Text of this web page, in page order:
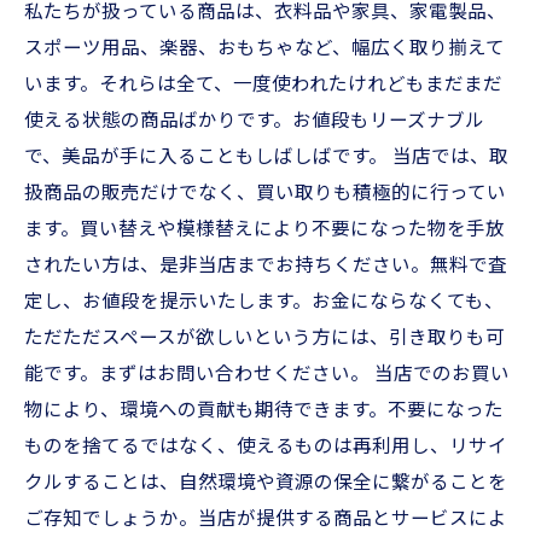
私たちが扱っている商品は、衣料品や家具、家電製品、
スポーツ用品、楽器、おもちゃなど、幅広く取り揃えて
います。それらは全て、一度使われたけれどもまだまだ
使える状態の商品ばかりです。お値段もリーズナブル
で、美品が手に入ることもしばしばです。 当店では、取
扱商品の販売だけでなく、買い取りも積極的に行ってい
ます。買い替えや模様替えにより不要になった物を手放
されたい方は、是非当店までお持ちください。無料で査
定し、お値段を提示いたします。お金にならなくても、
ただただスペースが欲しいという方には、引き取りも可
能です。まずはお問い合わせください。 当店でのお買い
物により、環境への貢献も期待できます。不要になった
ものを捨てるではなく、使えるものは再利用し、リサイ
クルすることは、自然環境や資源の保全に繋がることを
ご存知でしょうか。当店が提供する商品とサービスによ